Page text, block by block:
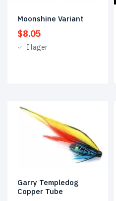
Moonshine Variant
$8.05
I lager
Garry Templedog
Copper Tube